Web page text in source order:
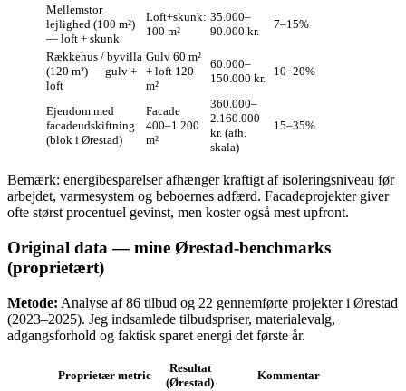
Mellemstor
lejlighed (100 m²)
— loft + skunk
Loft+skunk:
100 m²
35.000–
90.000 kr.
7–15%
Rækkehus / byvilla
(120 m²) — gulv +
loft
Gulv 60 m²
+ loft 120
m²
60.000–
150.000 kr.
10–20%
Ejendom med
facadeudskiftning
(blok i Ørestad)
Facade
400–1.200
m²
360.000–
2.160.000
kr. (afh.
skala)
15–35%
Bemærk: energibesparelser afhænger kraftigt af isoleringsniveau før
arbejdet, varmesystem og beboernes adfærd. Facadeprojekter giver
ofte størst procentuel gevinst, men koster også mest upfront.
Original data — mine Ørestad‑benchmarks
(proprietært)
Metode: Analyse af 86 tilbud og 22 gennemførte projekter i Ørestad
(2023–2025). Jeg indsamlede tilbudspriser, materialevalg,
adgangsforhold og faktisk sparet energi det første år.
Proprietær metric
Resultat
(Ørestad)
Kommentar